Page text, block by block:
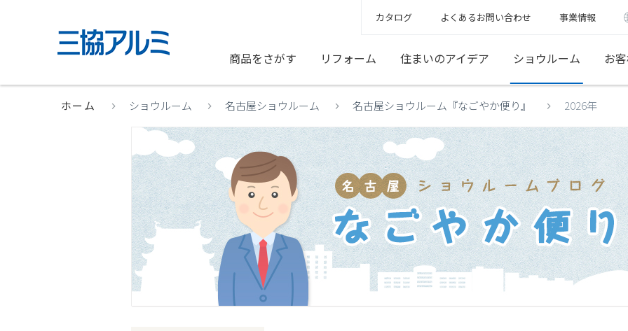
カタログ よくあるお問い合わせ 事業情報
商品をさがす リフォーム 住まいのアイデア ショウルーム お
ホーム ショウルーム 名古屋ショウルーム 名古屋ショウルーム『なごやか便り』 2026年